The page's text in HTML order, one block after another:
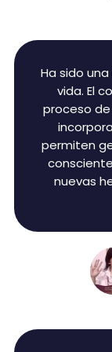
Ha sido
vida. El
proceso
permiten
nuevas